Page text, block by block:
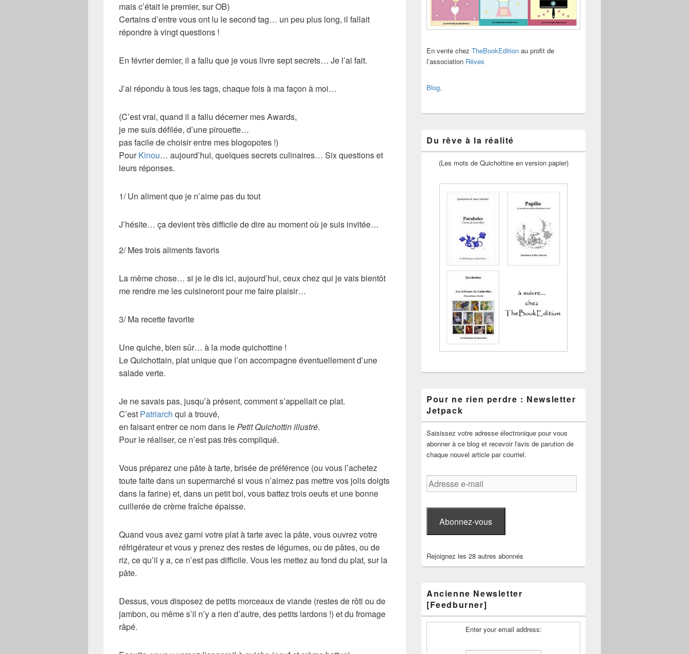
mais c’était le premier, sur OB)
Certains d’entre vous ont lu le second tag… un peu plus long, il fallait
répondre à vingt questions !
En février dernier, il a fallu que je vous livre sept secrets… Je l’ai fait.
J’ai répondu à tous les tags, chaque fois à ma façon à moi…
(C’est vrai, quand il a fallu décerner mes Awards,
je me suis défilée, d’une pirouette…
pas facile de choisir entre mes blogopotes !)
PourKinou… aujourd’hui, quelques secrets culinaires… Six questions et
leurs réponses.
1/ Un aliment que je n’aime pas du tout
J’hésite… ça devient très difficile de dire au moment où je suis invitée…
2/ Mes trois aliments favoris
La même chose… si je le dis ici, aujourd’hui, ceux chez qui je vais bientôt
me rendre me les cuisineront pour me faire plaisir…
3/ Ma recette favorite
Une quiche, bien sûr… à la mode quichottine !
LeQuichottain, plat unique que l’on accompagne éventuellement d’une
salade verte.
Je ne savais pas, jusqu’à présent, comment s’appellait ce plat.
C’est Patriarch qui a trouvé,
en faisant entrer ce nom dans lePetit Quichottin illustré.
Pour le réaliser, ce n’est pas très compliqué.
Vous préparez une pâte à tarte, brisée de préférence (ou vous l’achetez
toute faite dans un supermarché si vous n’aimez pas mettre vos jolis doigts
dans la farine) et, dans un petit bol, vous battez trois oeufs et une bonne
cuillerée de crème fraîche épaisse.
Quand vous avez garni votre plat à tarte avec la pâte, vous ouvrez votre
réfrigérateur et vous y prenez des restes de légumes, ou de pâtes, ou de
riz, ce qu’il y a, ce n’est pas difficile. Vous les mettez au fond du plat, sur la
pâte.
Dessus, vous disposez de petits morceaux de viande (restes de rôti ou de
jambon, ou même s’il n’y a rien d’autre, des petits lardons !) et du fromage
râpé.
En vente chez TheBookEdition au profit de
l’association Rêves
Blog.
Du rêve à la réalité
(Les mots de Quichottine en version papier)
Pour ne rien perdre : Newsletter
Jetpack
Saisissez votre adresse électronique pour vous
abonner à ce blog et recevoir l'avis de parution de
chaque nouvel article par courriel.
Adresse
e-
Abonnez-vous
Rejoignez les 28 autres abonnés
Ancienne Newsletter
[Feedburner]
Enter your email address: